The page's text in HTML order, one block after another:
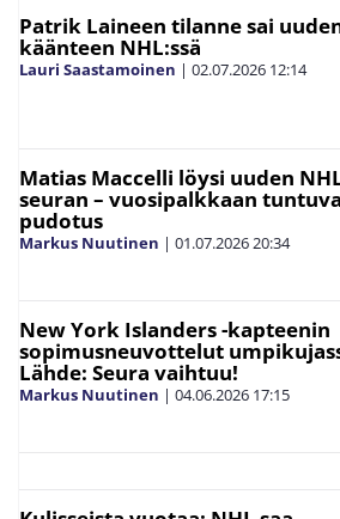
Patrik Laineen tilanne sai
käänteen NHL:ssä
Lauri Saastamoinen | 02.07.2026 12:14
Matias Maccelli löysi uuden
seuran – vuosipalkkaan tuntuva
pudotus
Markus Nuutinen | 01.07.202620:34
New York Islanders -kapteenin
sopimusneuvottelut
Lähde: Seura vaihtuu!
Markus Nuutinen | 04.06.2026 17:15